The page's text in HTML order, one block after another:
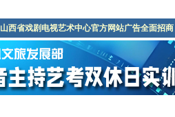
山西省戏剧电视艺术中心官方网站广告全面招商